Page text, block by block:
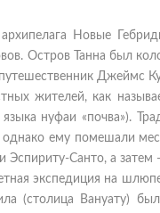
Новые
Остров Танна был
Джеймс
жителей, как
нуфаи «почва»).
однако ему помешали
и Эспириту-Санто, а
экспедиция на
(столица Вануату)